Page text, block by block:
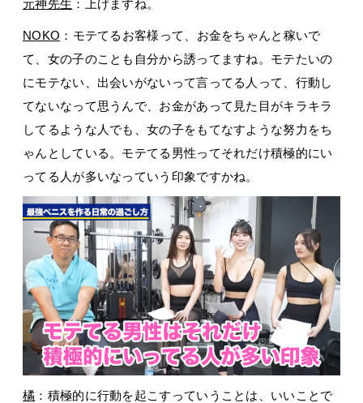
元神先生 ：上げますね。
NOKO ：モテてるお客様って、お金をちゃんと稼いで
て、女の子のことも自分から誘ってますね。モテたいの
にモテない、出会いがないって言ってる人って、行動し
てないなって思うんで、お金があって見た目がキラキラ
してるような人でも、女の子をもてなすような努力をち
ゃんとしている。モテてる男性ってそれだけ積極的にい
ってる人が多いなっていう印象ですかね。
橘 ：積極的に行動を起こすっていうことは、いいことで